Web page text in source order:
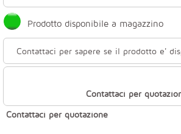
Prodotto disponibile a magazzino
Contattaci per sapere se il prodotto e'
Contattaci per
Contattaci per quotazione